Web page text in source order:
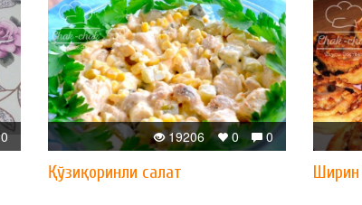
0 0
0
19206
Қўзиқоринли салат Ширин